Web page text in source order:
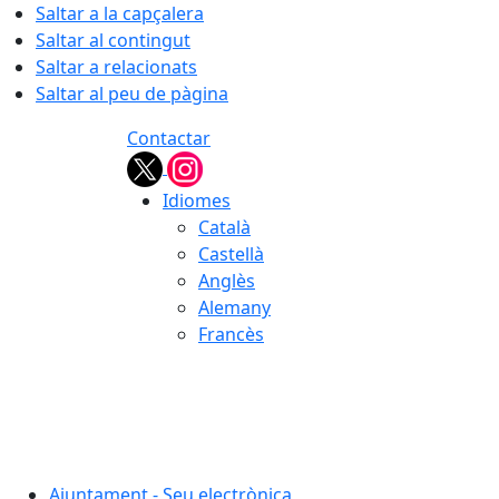
Saltar a la capçalera
Saltar al contingut
Saltar a relacionats
Saltar al peu de pàgina
Contactar
Idiomes
Català
Castellà
Anglès
Alemany
Francès